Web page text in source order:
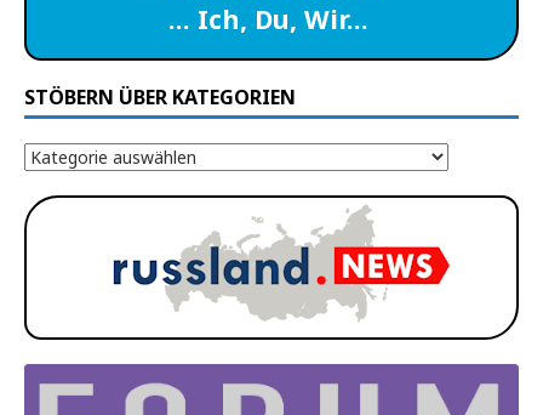
… Ich, Du, Wir…
STÖBERN ÜBER KATEGORIEN